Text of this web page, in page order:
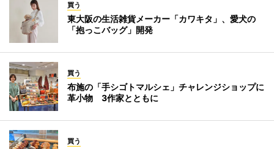
買う
東大阪の生活雑貨メーカー「カワキタ」、愛犬の
「抱っこバッグ」開発
買う
布施の「手シゴトマルシェ」チャレンジショップに
革小物 3作家とともに
買う